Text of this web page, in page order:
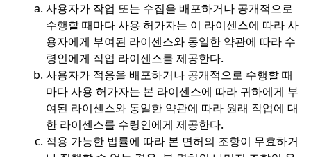
사용자가 작업 또는 수집을 배포하거나 공개적으로
수행할 때마다 사용 허가자는 이 라이센스에 따라 사
용자에게 부여된 라이센스와 동일한 약관에 따라 수
령인에게 작업 라이센스를 제공한다.
사용자가 적응을 배포하거나 공개적으로 수행할 때
마다 사용 허가자는 본 라이센스에 따라 귀하에게 부
여된 라이센스와 동일한 약관에 따라 원래 작업에 대
한 라이센스를 수령인에게 제공한다.
적용 가능한 법률에 따라 본 면허의 조항이 무효하거